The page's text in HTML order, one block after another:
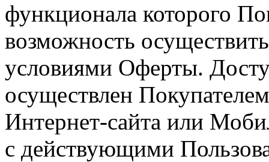
функционала которого
возможность
условиями Оферты.
осуществлен
Интернет-сайта или
с действующими